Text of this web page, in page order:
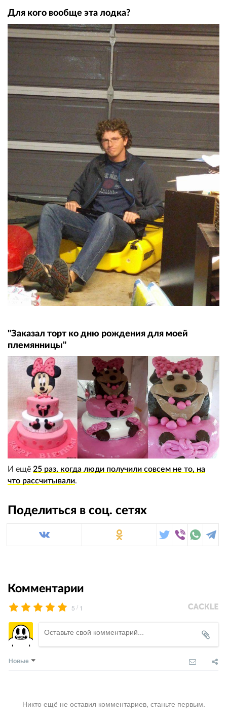
Для кого вообще эта лодка?
"Заказал торт ко дню рождения для моей
племянницы"
И ещё 25 раз, когда люди получили совсем не то, на
что рассчитывали.
Поделиться в соц. сетях
Комментарии
5 / 1
Новые
Никто ещё не оставил комментариев, станьте первым.